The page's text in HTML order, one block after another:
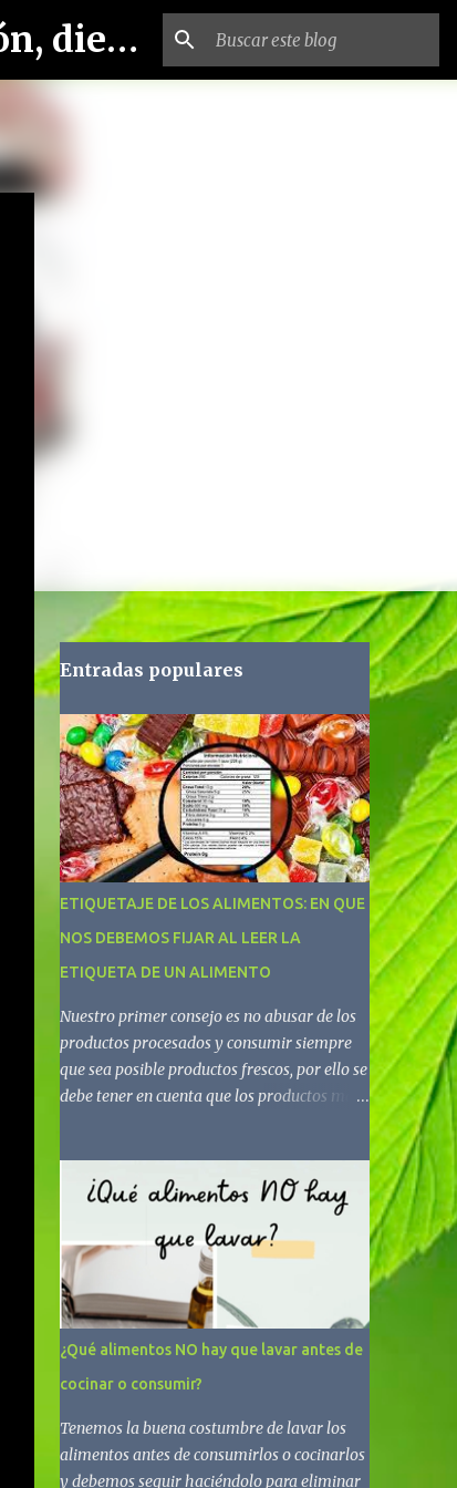
Blog alimentación sana y saludable, dietética y nutrición, dietista-nutricionista.
Entradas populares
ETIQUETAJE DE LOS ALIMENTOS: EN QUE
NOS DEBEMOS FIJAR AL LEER LA
ETIQUETA DE UN ALIMENTO
Nuestro primer consejo es no abusar de los
productos procesados y consumir siempre
que sea posible productos frescos, por ello se
debe tener en cuenta que los productos más
aceite de oliva virgen extra) o, como mucho,
dos o tres (yogur natural de soja, pan o
pasta integral, tofu, copos de avena, tomate
en conserva). Los procesados o
ultraprocesados contienen ingredientes
nada recomendables, como harinas
refinadas, azúcar añadido, sal en exceso y
grasas de mala calidad, por ello conviene no
abusar de estos. Para saber cómo evitarlos,
¿Qué alimentos NO hay que lavar antes de
cocinar o consumir?
Tenemos la buena costumbre de lavar los
alimentos antes de consumirlos o cocinarlos
y debemos seguir haciéndolo para eliminar